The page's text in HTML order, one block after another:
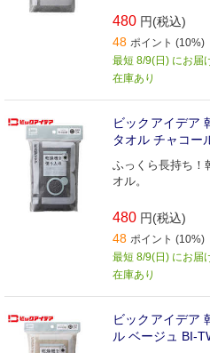
480 円(税込)
48 ポイント (10%)
最短 8/9(日) にお届
在庫あり
ビックアイデア
タオル チャコー
ふっくら長持ち！
オル。
480 円(税込)
48 ポイント (10%)
最短 8/9(日) にお届
在庫あり
ビックアイデア
ル ベージュ BI-